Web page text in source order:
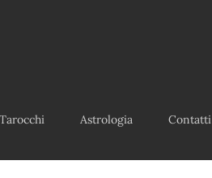
Tarocchi Astrologia Contatti